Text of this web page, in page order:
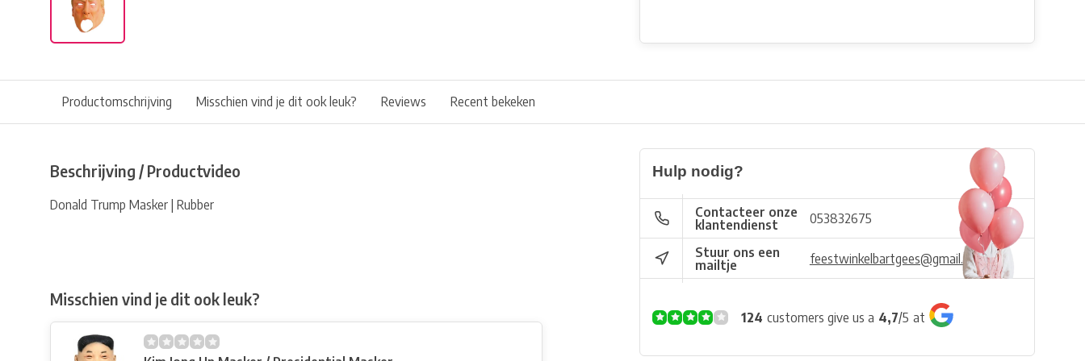
Productomschrijving Misschien vind je dit ook leuk? Reviews Recent bekeken
Beschrijving / Productvideo
Donald Trump Masker | Rubber
Misschien vind je dit ook leuk?
Hulp nodig?
Contacteer onze
klantendienst
053832675
Stuur ons een
mailtje
feestwinkelbartgees@gmail.com
124 customers give us a 4,7/5 at